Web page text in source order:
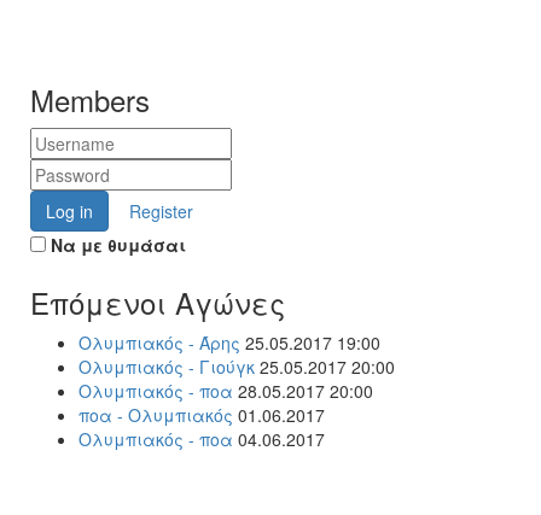
Members
Log in
Register
Να με θυμάσαι
Επόμενοι Αγώνες
Ολυμπιακός - Άρης 25.05.2017 19:00
Ολυμπιακός - Γιούγκ 25.05.2017 20:00
Ολυμπιακός - ποα 28.05.2017 20:00
ποα - Ολυμπιακός 01.06.2017
Ολυμπιακός - ποα 04.06.2017